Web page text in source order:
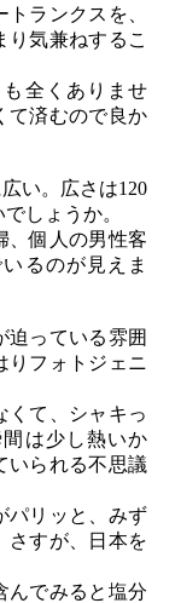
ランクスを、
気兼ねするこ
全くありませ
て済むので良か
い。広さは120
しょうか。
、個人の男性客
るのが見えま
迫っている雰囲
りフォトジェニ
くて、シャキっ
は少し熱いか
いられる不思議
パリッと、みず
さすが、日本を
んでみると塩分